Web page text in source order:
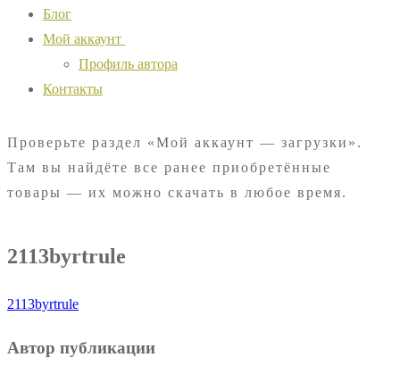
Блог
Мой аккаунт
Профиль автора
Контакты
Проверьте раздел «Мой аккаунт — загрузки».
Там вы найдёте все ранее приобретённые
товары — их можно скачать в любое время.
2113byrtrule
2113byrtrule
Автор публикации